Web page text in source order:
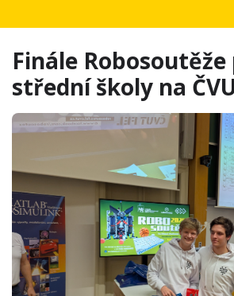
Finále Robosoutěže
střední školy na